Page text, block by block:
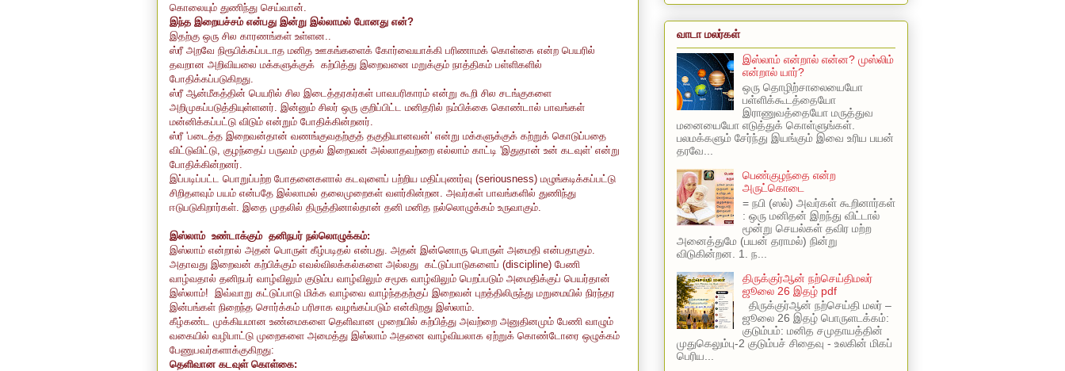
கொலையும் துணிந்து செய்வான்.
இந்த இறையச்சம் என்பது இன்று இல்லாமல் போனது என்?
இதற்கு ஒரு சில காரணங்கள் உள்ளன..
ஸ்ரீ அறவே நிரூபிக்கப்படாத மனித ஊகங்களைக் கோர்வையாக்கி பரிணாமக் கொள்கை என்ற பெயரில்
தவறான அறிவியலை மக்களுக்குக் கற்பித்து இறைவனை மறுக்கும் நாத்திகம் பள்ளிகளில்
போதிக்கப்படுகிறது.
ஸ்ரீ ஆன்மீகத்தின் பெயரில் சில இடைத்தரகர்கள் பாவபரிகாரம் என்று கூறி சில சடங்குகளை
அறிமுகப்படுத்தியுள்ளனர். இன்னும் சிலர் ஒரு குறிப்பிட்ட மனிதரில் நம்பிக்கை கொண்டால் பாவங்கள்
மன்னிக்கப்பட்டு விடும் என்றும் போதிக்கின்றனர்.
ஸ்ரீ 'படைத்த இறைவன்தான் வணங்குவதற்குத் தகுதியானவன்' என்று மக்களுக்குக் கற்றுக் கொடுப்பதை
விட்டுவிட்டு, குழந்தைப் பருவம் முதல் இறைவன் அல்லாதவற்றை எல்லாம் காட்டி 'இதுதான் உன் கடவுள்' என்று
போதிக்கின்றனர்.
இப்படிப்பட்ட பொறுப்பற்ற போதனைகளால் கடவுளைப் பற்றிய மதிப்புணர்வு (seriousness) மழுங்கடிக்கப்பட்டு
சிறிதளவும் பயம் என்பதே இல்லாமல் தலைமுறைகள் வளர்கின்றன. அவர்கள் பாவங்களில் துணிந்து
ஈடுபடுகிறார்கள். இதை முதலில் திருத்தினால்தான் தனி மனித நல்லொழுக்கம் உருவாகும்.
இஸ்லாம் உண்டாக்கும் தனிநபர் நல்லொழுக்கம்:
இஸ்லாம் என்றால் அதன் பொருள் கீழ்படிதல் என்பது. அதன் இன்னொரு பொருள் அமைதி என்பதாகும்.
அதாவது இறைவன் கற்பிக்கும் எவல்விலக்கல்களை அல்லது கட்டுப்பாடுகளைப் (discipline) பேணி
வாழ்வதால் தனிநபர் வாழ்விலும் குடும்ப வாழ்விலும் சமூக வாழ்விலும் பெறப்படும் அமைதிக்குப் பெயர்தான்
இஸ்லாம்! இவ்வாறு கட்டுப்பாடு மிக்க வாழ்வை வாழ்ந்ததற்குப் இறைவன் புறத்திலிருந்து மறுமையில் நிரந்தர
இன்பங்கள் நிறைந்த சொர்க்கம் பரிசாக வழங்கப்படும் என்கிறது இஸ்லாம்.
கீழ்கண்ட முக்கியமான உண்மைகளை தெளிவான முறையில் கற்பித்து அவற்றை அனுதினமும் பேணி வாழும்
வகையில் வழிபாட்டு முறைகளை அமைத்து இஸ்லாம் அதனை வாழ்வியலாக ஏற்றுக் கொண்டோரை ஒழுக்கம்
பேணுபவர்களாக்குகிறது:
தெளிவான கடவுள் கொள்கை:
வாடா மலர்கள்
இஸ்லாம் என்றால் என்ன? முஸ்லிம்
என்றால் யார்?
ஒரு தொழிற்சாலையையோ
பள்ளிக்கூடத்தையோ
இராணுவத்தையோ மருத்துவ
மனையையோ எடுத்துக் கொள்ளுங்கள்.
பலமக்களும் சேர்ந்து இயங்கும் இவை உரிய பயன்
தரவே...
பெண்குழந்தை என்ற
அருட்கொடை
= நபி (ஸல்) அவர்கள் கூறினார்கள்
: ஒரு மனிதன் இறந்து விட்டால்
மூன்று செயல்கள் தவிர மற்ற
அனைத்துமே (பயன் தராமல்) நின்று
விடுகின்றன. 1. ந...
திருக்குர்ஆன் நற்செய்திமலர்
ஜூலை 26 இதழ் pdf
திருக்குர்ஆன் நற்செய்தி மலர் –
ஜூலை 26 இதழ் பொருளடக்கம்:
குடும்பம்: மனித சமுதாயத்தின்
முதுகெலும்பு-2 குடும்பச் சிதைவு - உலகின் மிகப்
பெரிய...